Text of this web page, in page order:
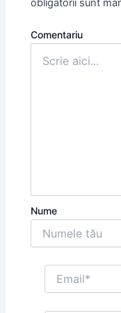
obligatorii sunt
Comentariu
Nume